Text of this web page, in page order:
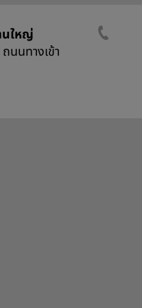
นใหญ่
นนทางเข้า